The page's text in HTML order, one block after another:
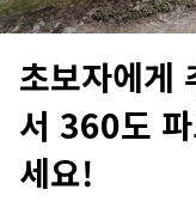
초보자에게
서 360도
세요!